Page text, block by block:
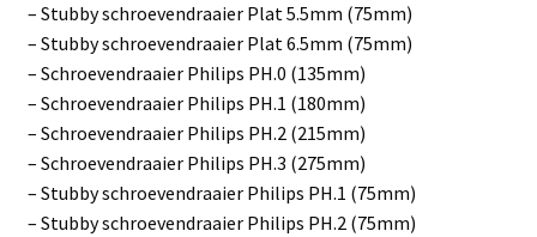
– Stubby schroevendraaier Plat 5.5mm (75mm)
– Stubby schroevendraaier Plat 6.5mm (75mm)
– Schroevendraaier Philips PH.0 (135mm)
– Schroevendraaier Philips PH.1 (180mm)
– Schroevendraaier Philips PH.2 (215mm)
– Schroevendraaier Philips PH.3 (275mm)
– Stubby schroevendraaier Philips PH.1 (75mm)
– Stubby schroevendraaier Philips PH.2 (75mm)